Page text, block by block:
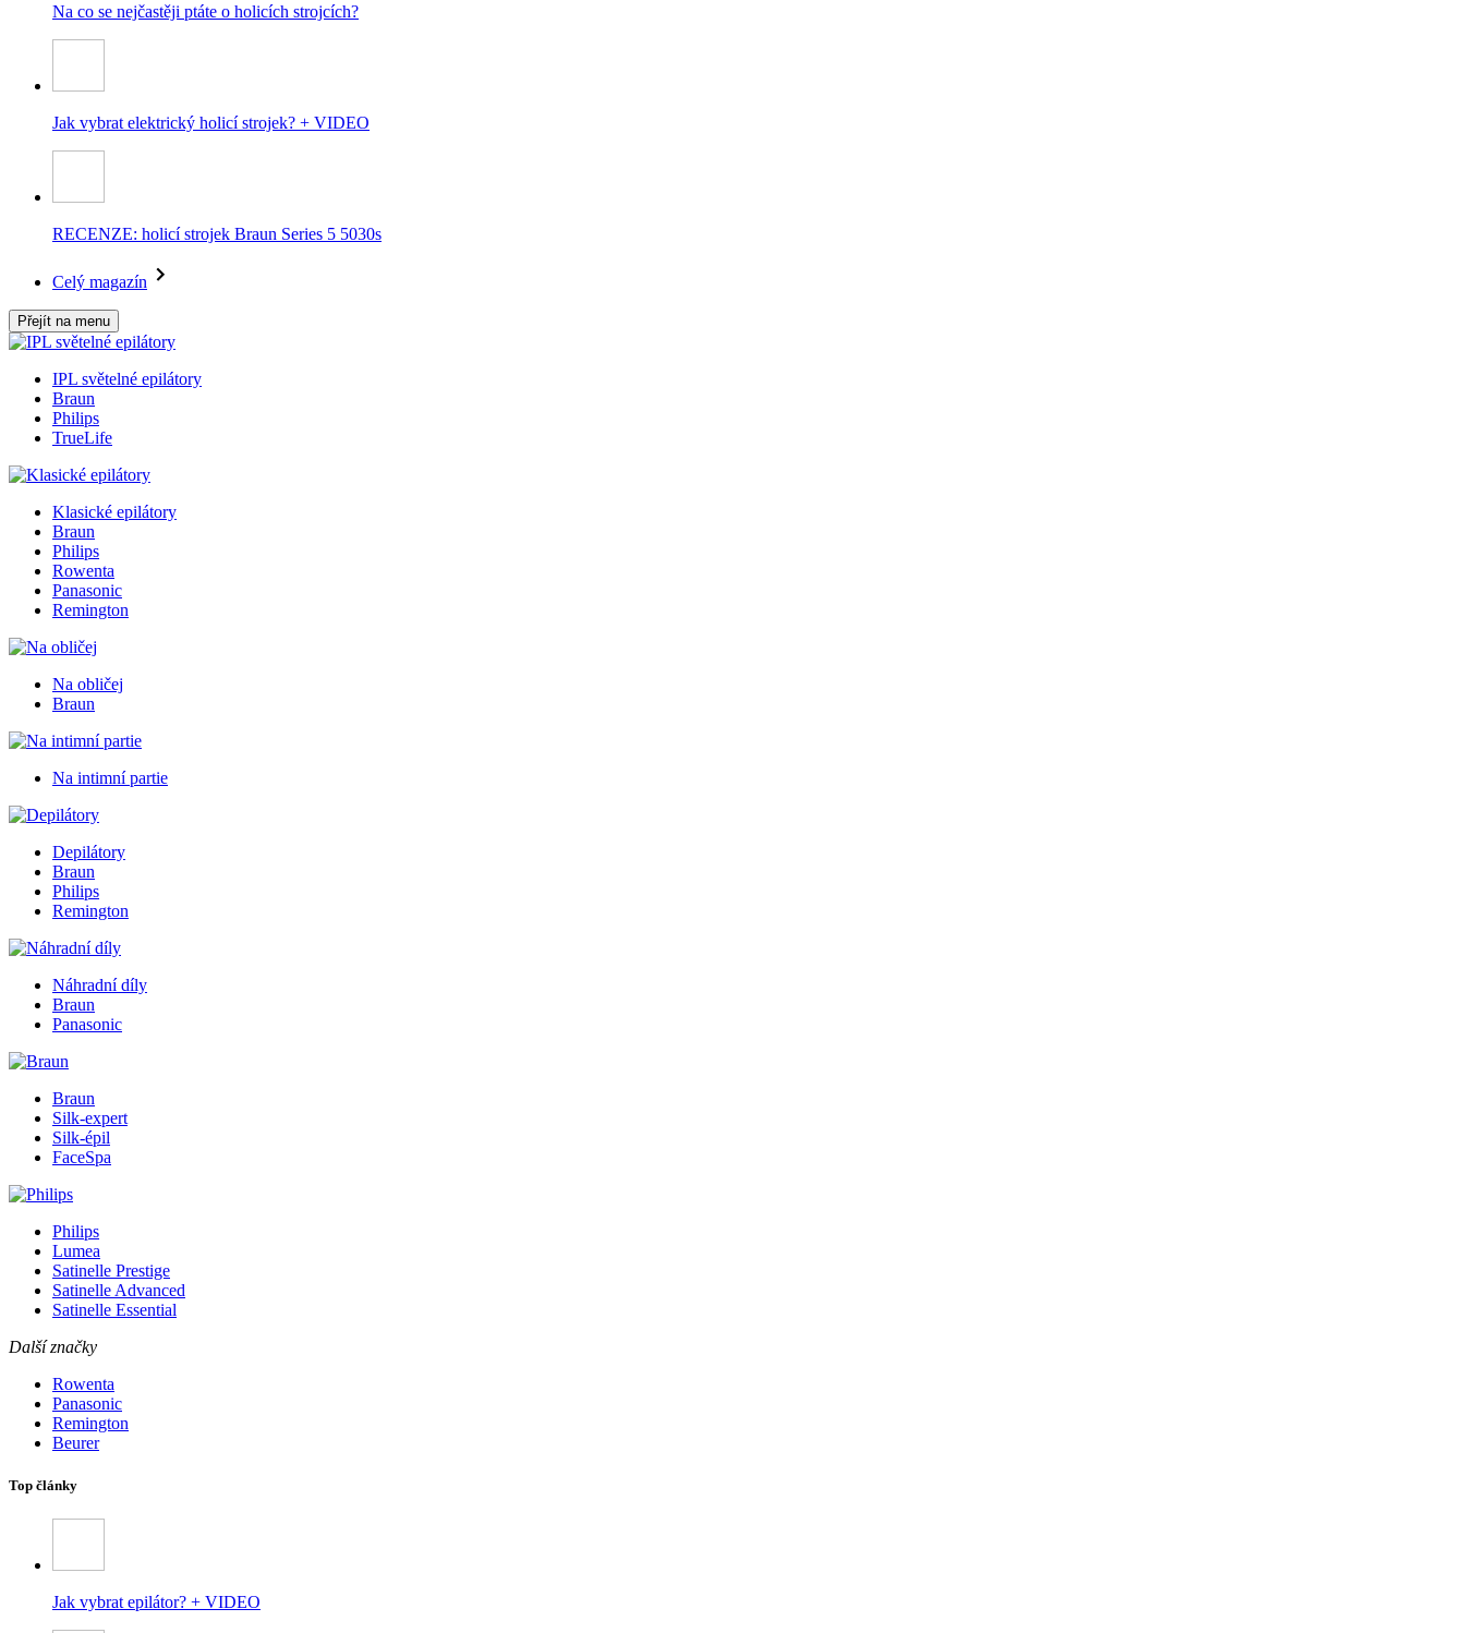
Na co se nejčastěji ptáte o holicích strojcích?
Jak vybrat elektrický holicí strojek? + VIDEO
RECENZE: holicí strojek Braun Series 5 5030s
Celý magazín
Přejít na menu
IPL světelné epilátory
Braun
Philips
TrueLife
Klasické epilátory
Braun
Philips
Rowenta
Panasonic
Remington
Na obličej
Braun
Na intimní partie
Depilátory
Braun
Philips
Remington
Náhradní díly
Braun
Panasonic
Braun
Silk-expert
Silk-épil
FaceSpa
Philips
Lumea
Satinelle Prestige
Satinelle Advanced
Satinelle Essential
Další značky
Rowenta
Panasonic
Remington
Beurer
Top články
Jak vybrat epilátor? + VIDEO